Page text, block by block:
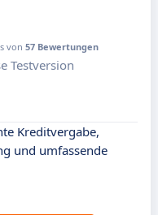
von 57 Bewertungen
Testversion
Kreditvergabe,
und umfassende